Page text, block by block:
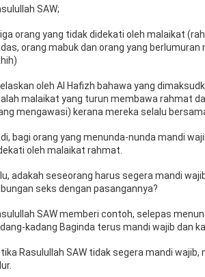
SAW;
orang yang tidak didekati oleh malaikat
orang mabuk dan orang yang berlumuran
oleh Al Hafizh bahawa yang
malaikat yang turun membawa rahmat
mengawasi) kerana mereka selalu
bagi orang yang menunda-nunda mandi
oleh malaikat rahmat.
adakah seseorang harus segera mandi
seks dengan pasangannya?
SAW memberi contoh, selepas
kadang Baginda terus mandi wajib dan
Rasulullah SAW tidak segera mandi